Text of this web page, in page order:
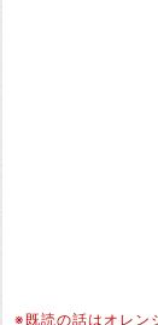
※既読の話はオレン